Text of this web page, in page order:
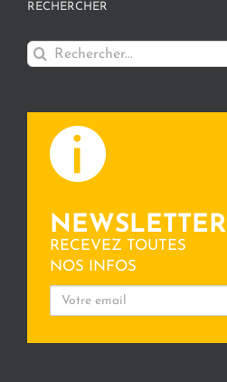
RECHERCHER
Rechercher:
NEWSLETTER
RECEVEZ TOUTES
NOS INFOS